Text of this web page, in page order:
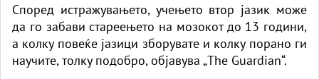
Според истражувањето, учењето втор јазик може
да го забави стареењето на мозокот до 13 години,
а колку повеќе јазици зборувате и колку порано ги
научите, толку подобро, објавува „The Guardian“.